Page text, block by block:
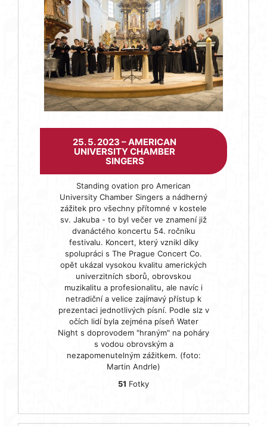
25. 5. 2023 – AMERICAN
UNIVERSITY CHAMBER
SINGERS
Standing ovation pro American
University Chamber Singers a nádherný
zážitek pro všechny přítomné v kostele
sv. Jakuba - to byl večer ve znamení již
dvanáctého koncertu 54. ročníku
festivalu. Koncert, který vznikl díky
spolupráci s The Prague Concert Co.
opět ukázal vysokou kvalitu amerických
univerzitních sborů, obrovskou
muzikalitu a profesionalitu, ale navíc i
netradiční a velice zajímavý přístup k
prezentaci jednotlivých písní. Podle slz v
očích lidí byla zejména píseň Water
Night s doprovodem "hraným" na poháry
s vodou obrovským a
nezapomenutelným zážitkem. (foto:
Martin Andrle)
51 Fotky